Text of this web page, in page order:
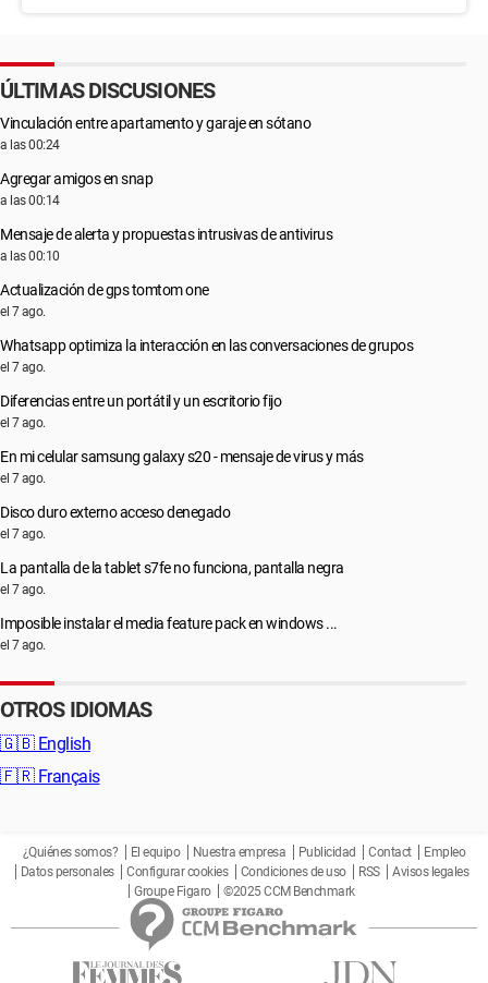
ÚLTIMAS DISCUSIONES
Vinculación entre apartamento y garaje en sótano
a las 00:24
Agregar amigos en snap
a las 00:14
Mensaje de alerta y propuestas intrusivas de antivirus
a las 00:10
Actualización de gps tomtom one
el 7 ago.
Whatsapp optimiza la interacción en las conversaciones de grupos
el 7 ago.
Diferencias entre un portátil y un escritorio fijo
el 7 ago.
En mi celular samsung galaxy s20 - mensaje de virus y más
el 7 ago.
Disco duro externo acceso denegado
el 7 ago.
La pantalla de la tablet s7fe no funciona, pantalla negra
el 7 ago.
Imposible instalar el media feature pack en windows ...
el 7 ago.
OTROS IDIOMAS
🇬🇧 English
🇫🇷 Français
¿Quiénes somos? El equipo Nuestra empresa Publicidad Contact
Empleo
Datos personales
Configurar cookies Condiciones de uso RSS
Avisos legales
Groupe Figaro
©2025 CCM Benchmark